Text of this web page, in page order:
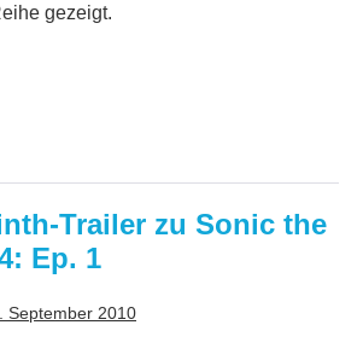
gezeigt.
Trailer zu Sonic the
Ep. 1
September 2010